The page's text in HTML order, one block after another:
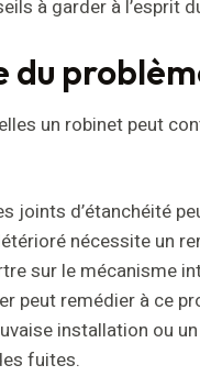
à garder à l’esprit
du
un robinet peut
joints d’étanchéité
nécessite un
sur le mécanisme
peut remédier à ce
installation ou
fuites.